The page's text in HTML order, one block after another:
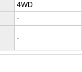
4WD
-
-